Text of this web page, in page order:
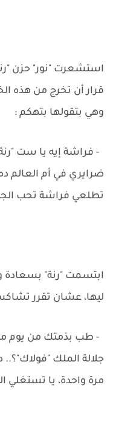
استشعرت "نور" حزن
قرار أن تخرج من هذه
وهي بتقولها بتهكم :
- فراشة إيه يا ست
ضرايري في أم العالم
تطلعي فراشة تحب
ابتسمت "رنة"
ليها، عشان تقرر
- طب بذمتك من يوم
جلالة الملك
مرة واحدة، يا تستغلي